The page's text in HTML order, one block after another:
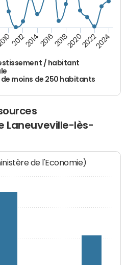
/ habitant
de moins de 250 habitants
2012201420162018202020222024
Laneuveville-lès-
de l'Economie)